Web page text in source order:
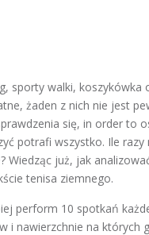
sporty walki, koszykówka
żaden z nich nie jest
się, in order to
potrafi wszystko. Ile razy
już, jak
tenisa ziemnego.
perform 10 spotkań
i nawierzchnie na których